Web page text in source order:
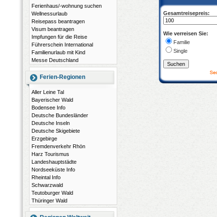
Ferienhaus/-wohnung suchen
Wellnessurlaub
Reisepass beantragen
Visum beantragen
Impfungen für die Reise
Führerschein International
Familienurlaub mit Kind
Messe Deutschland
Ferien-Regionen
Aller Leine Tal
Bayerischer Wald
Bodensee Info
Deutsche Bundesländer
Deutsche Inseln
Deutsche Skigebiete
Erzgebirge
Fremdenverkehr Rhön
Harz Tourismus
Landeshauptstädte
Nordseeküste Info
Rheintal Info
Schwarzwald
Teutoburger Wald
Thüringer Wald
Gesamtreisepreis:
Wie verreisen Sie:
Familie
Single